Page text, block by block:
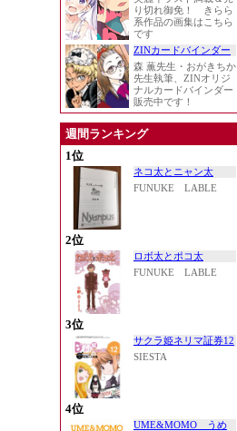
り切れ御免！ きらら
系作品の画集はこちら
です
ZINカードバインダー
森 薫先生・おがきちか
先生執筆、ZINオリジ
ナルカードバインダー
販売中です！
週間ランキング
1位
ネコ太とニャン太
FUNUKE LABLE
2位
ロボ太とポコ太
FUNUKE LABLE
3位
サクラ姫ネリマ証券12
SIESTA
4位
UME&MOMO うめ